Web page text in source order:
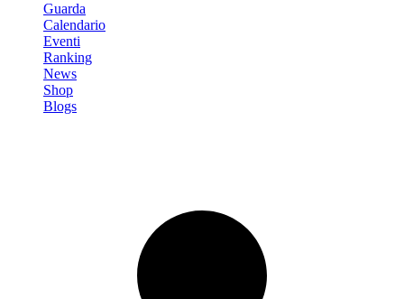
Guarda
Calendario
Eventi
Ranking
News
Shop
Blogs